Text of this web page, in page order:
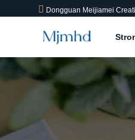
Dongguan Meijiamei